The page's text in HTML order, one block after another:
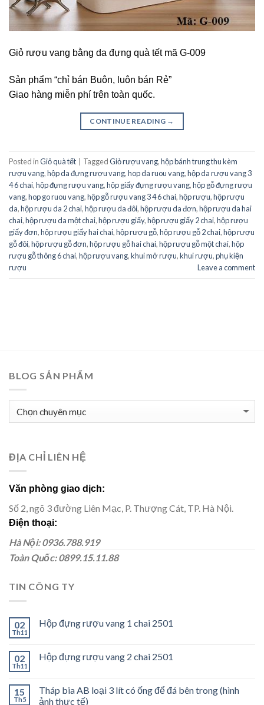
Giỏ rượu vang bằng da đựng quà tết mã G-009
Sản phẩm “chỉ bán Buôn, luôn bán Rẻ”
Giao hàng miễn phí trên toàn quốc.
CONTINUE READING →
Posted inGiỏ quà tết TaggedGiỏ rượu vang,hộp bánh trung thu kèm
rượu vang,hộp da đựng rượu vang,hop da ruou vang,hộp da rượu vang 3
4 6 chai,hộp đựng rượu vang,hộp giấy đựng rượu vang,hộp gỗ đựng rượu
vang,hop go ruou vang,hộp gỗ rượu vang 3 4 6 chai,hộp rượu,hộp rượu
da,hộp rượu da 2 chai,hộp rượu da đôi,hộp rượu da đơn,hộp rượu da hai
chai,hộp rượu da một chai,hộp rượu giấy,hộp rượu giấy 2 chai,hộp rượu
giấy đơn,hộp rượu giấy hai chai,hộp rượu gỗ,hộp rượu gỗ 2 chai,hộp rượu
gỗ đôi,hộp rượu gỗ đơn,hộp rượu gỗ hai chai,hộp rượu gỗ một chai,hộp
rượu gỗ thông 6 chai,hộp rượu vang,khui mở rượu,khui rượu,phụ kiện
rượu
Leave a comment
BLOG SẢN PHẨM
BLOG
SẢN
ĐỊA CHỈ LIÊN HỆ
Văn phòng giao dịch:
Số 2, ngõ 3 đường Liên Mạc, P. Thượng Cát, TP. Hà Nội.
Điện thoại:
Hà Nội: 0936.788.919
Toàn Quốc: 0899.15.11.88
TIN CÔNG TY
02
Th11
Hộp đựng rượu vang 1 chai 2501
02
Th11
Hộp đựng rượu vang 2 chai 2501
15
Th5
Tháp bia AB loại 3 lít có ống để đá bên trong (hình
ảnh thực tế)